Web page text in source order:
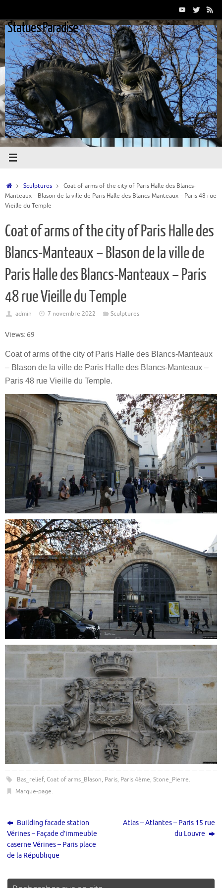
contenu
Statues Paradise
AccueilSculptures
Coat of arms of the city of Paris Halle des Blancs-
Manteaux – Blason de la ville de Paris Halle des Blancs-Manteaux – Paris 48 rue
Vieille du Temple
Coat of arms of the city of Paris Halle des
Blancs-Manteaux – Blason de la ville de
Paris Halle des Blancs-Manteaux – Paris
48 rue Vieille du Temple
admin 7 novembre 2022 Sculptures
Views: 69
Coat of arms of the city of Paris Halle des Blancs-Manteaux
– Blason de la ville de Paris Halle des Blancs-Manteaux –
Paris 48 rue Vieille du Temple.
Bas_relief, Coat of arms_Blason, Paris, Paris 4ème, Stone_Pierre.
Marque-page.
Building facade station
Vérines – Façade d’immeuble
caserne Vérines – Paris place
de la République
Atlas – Atlantes – Paris 15 rue
du Louvre